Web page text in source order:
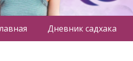
Дневник садхака